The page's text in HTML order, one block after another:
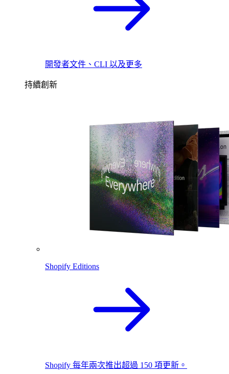
開發者文件、CLI 以及更多
持續創新
Shopify Editions
Shopify 每年兩次推出超過 150 項更新。